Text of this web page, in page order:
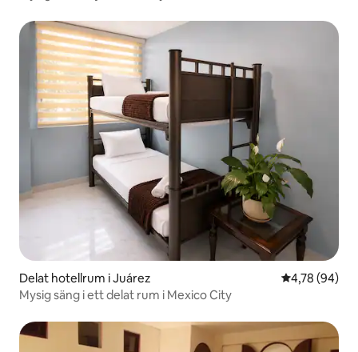
Delat hotellrum i Juárez 4,78 av 5 i
4,78 (94)
Mysig säng i ett delat rum i Mexico City